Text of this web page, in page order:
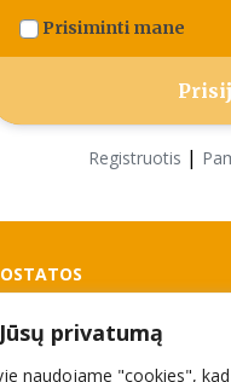
privatumą
naudojame "cookies",
Prisiminti mane
Registruotis |